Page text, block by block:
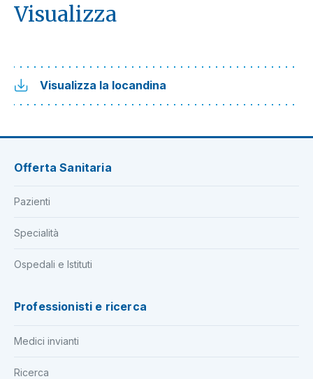
Visualizza
Visualizza la locandina
Offerta Sanitaria
Pazienti
Specialità
Ospedali e Istituti
Professionisti e ricerca
Medici invianti
Ricerca